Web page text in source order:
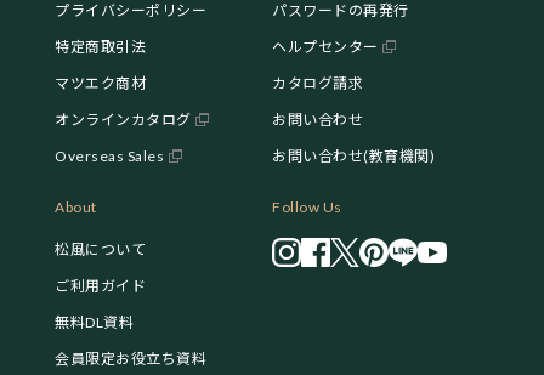
プライバシーポリシー
特定商取引法
マツエク商材
オンラインカタログ
Overseas Sales
パスワードの再発行
ヘルプセンター
カタログ請求
お問い合わせ
お問い合わせ(教育機関)
About
松風について
ご利用ガイド
無料DL資料
会員限定お役立ち資料
Follow Us